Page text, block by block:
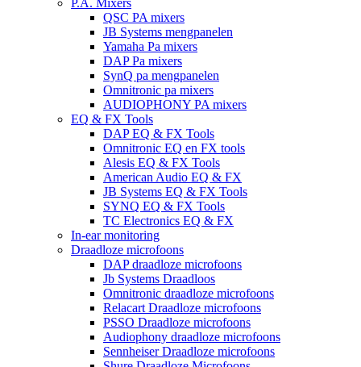
P.A. Mixers
QSC PA mixers
JB Systems mengpanelen
Yamaha Pa mixers
DAP Pa mixers
SynQ pa mengpanelen
Omnitronic pa mixers
AUDIOPHONY PA mixers
EQ & FX Tools
DAP EQ & FX Tools
Omnitronic EQ en FX tools
Alesis EQ & FX Tools
American Audio EQ & FX
JB Systems EQ & FX Tools
SYNQ EQ & FX Tools
TC Electronics EQ & FX
In-ear monitoring
Draadloze microfoons
DAP draadloze microfoons
Jb Systems Draadloos
Omnitronic draadloze microfoons
Relacart Draadloze microfoons
PSSO Draadloze microfoons
Audiophony draadloze microfoons
Sennheiser Draadloze microfoons